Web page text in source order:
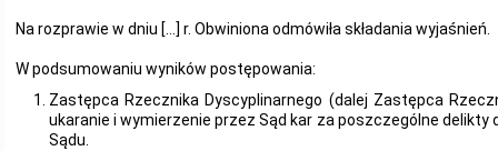
Na rozprawie w dniu […] r. Obwiniona odmówiła składania wyjaśnień.
W podsumowaniu wyników postępowania:
Zastępca Rzecznika Dyscyplinarnego (dalej Zastępca
ukaranie i wymierzenie przez Sąd kar za poszczególne delikty
Sądu.